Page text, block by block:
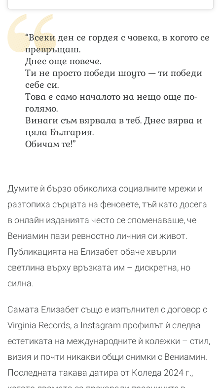
“Всеки ден се гордея с човека, в когото се
превръщаш.
Днес още повече.
Ти не просто победи шоуто — ти победи
себе си.
Това е само началото на нещо още по-
голямо.
Винаги съм вярвала в теб. Днес вярва и
цяла България.
Обичам те!”
Думите ѝ бързо обиколиха социалните мрежи и
разтопиха сърцата на феновете, тъй като досега
в онлайн изданията често се споменаваше, че
Вениамин пази ревностно личния си живот.
Публикацията на Елизабет обаче хвърли
светлина върху връзката им – дискретна, но
силна.
Самата Елизабет също е изпълнител с договор с
Virginia Records, а Instagram профилът ѝ следва
естетиката на международните ѝ колежки – стил,
визия и почти никакви общи снимки с Вениамин.
Последната такава датира от Коледа 2024 г.,